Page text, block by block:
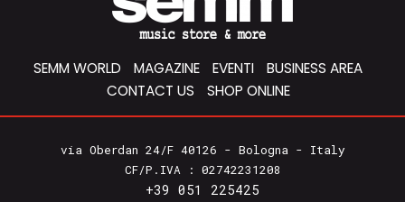
SEMM WORLD MAGAZINE EVENTI
BUSINESS AREA
CONTACT US
SHOP ONLINE
via Oberdan 24/F 40126 - Bologna - Italy
CF/P.IVA : 02742231208
+39 051 225425